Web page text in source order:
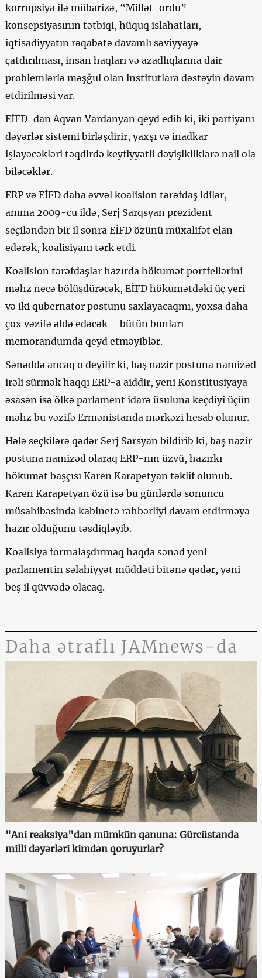
korrupsiya ilə mübarizə, “Millət-ordu”
konsepsiyasının tətbiqi, hüquq islahatları,
iqtisadiyyatın rəqabətə davamlı səviyyəyə
çatdırılması, insan haqları və azadlıqlarına dair
problemlərlə məşğul olan institutlara dəstəyin davam
etdirilməsi var.
EİFD-dan Aqvan Vardanyan qeyd edib ki, iki partiyanı
dəyərlər sistemi birləşdirir, yaxşı və inadkar
işləyəcəkləri təqdirdə keyfiyyətli dəyişikliklərə nail ola
biləcəklər.
ERP və EİFD daha əvvəl koalision tərəfdaş idilər,
amma 2009-cu ildə, Serj Sarqsyan prezident
seçiləndən bir il sonra EİFD özünü müxalifət elan
edərək, koalisiyanı tərk etdi.
Koalision tərəfdaşlar hazırda hökumət portfellərini
məhz necə bölüşdürəcək, EİFD hökumətdəki üç yeri
və iki qubernator postunu saxlayacaqmı, yoxsa daha
çox vəzifə əldə edəcək – bütün bunları
memorandumda qeyd etməyiblər.
Sənəddə ancaq o deyilir ki, baş nazir postuna namizəd
irəli sürmək haqqı ERP-a aiddir, yeni Konstitusiyaya
əsasən isə ölkə parlament idarə üsuluna keçdiyi üçün
məhz bu vəzifə Ermənistanda mərkəzi hesab olunur.
Hələ seçkilərə qədər Serj Sarsyan bildirib ki, baş nazir
postuna namizəd olaraq ERP-nın üzvü, hazırkı
hökumət başçısı Karen Karapetyan təklif olunub.
Karen Karapetyan özü isə bu günlərdə sonuncu
müsahibəsində kabinetə rəhbərliyi davam etdirməyə
hazır olduğunu təsdiqləyib.
Koalisiya formalaşdırmaq haqda sənəd yeni
parlamentin səlahiyyət müddəti bitənə qədər, yəni
beş il qüvvədə olacaq.
Daha ətraflı JAMnews-da
"Ani reaksiya"dan mümkün qanuna: Gürcüstanda
milli dəyərləri kimdən qoruyurlar?